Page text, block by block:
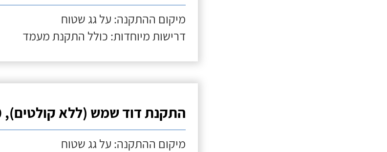
מיקום ההתקנה: על גג שטוח
דרישות מיוחדות: כולל התקנת מעמד
התקנת דוד שמש (ללא קולטים), 80 ליטר
מיקום ההתקנה: על גג שטוח